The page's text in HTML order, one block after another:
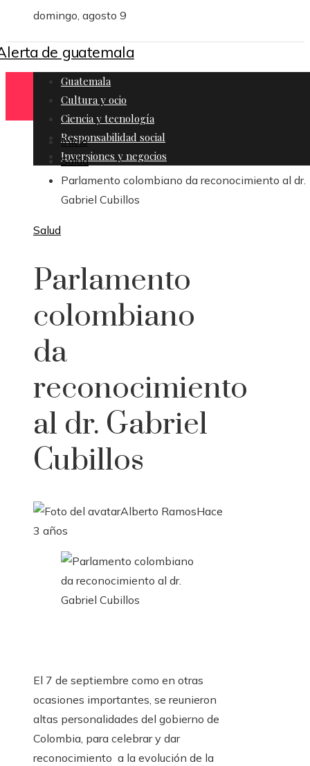
domingo, agosto 9
Guatemala
Cultura y ocio
Ciencia y tecnología
Responsabilidad social
Inversiones y negocios
Inicio
Salud
Parlamento colombiano da reconocimiento al dr.
Gabriel Cubillos
Salud
Parlamento
colombiano
da
reconocimiento
al dr. Gabriel
Cubillos
Alberto RamosHace
3 años
El 7 de septiembre como en otras
ocasiones importantes, se reunieron
altas personalidades del gobierno de
Colombia, para celebrar y dar
reconocimiento a la evolución de la